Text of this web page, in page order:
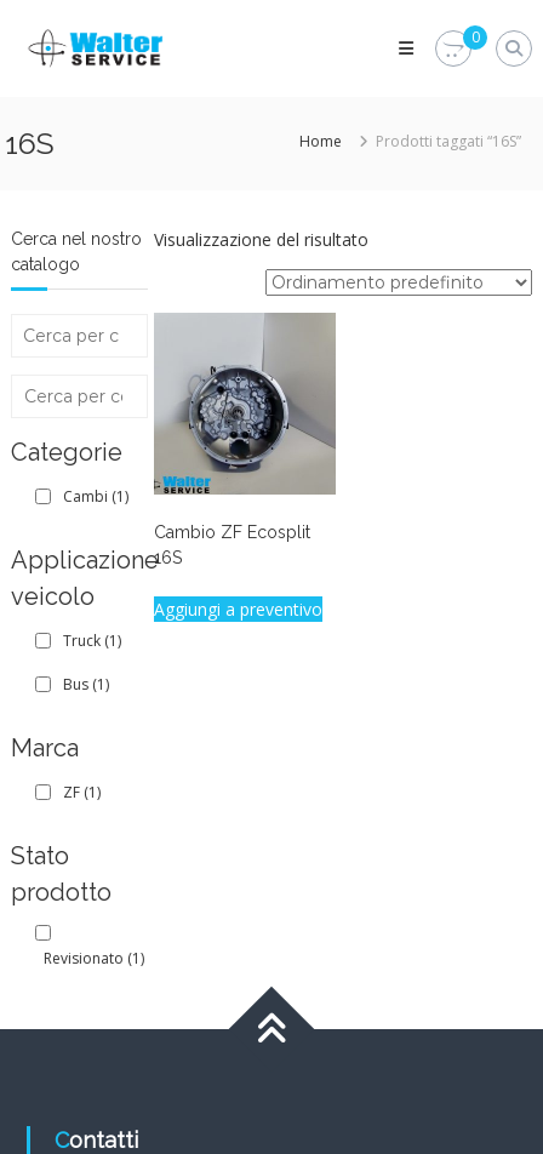
content
Walter
Service
parti
veicolo?
Vieni
Srl
0
16S Home Prodotti taggati “16S”
Visualizzazione del risultato
Cambio ZF Ecosplit
16S
Aggiungi a preventivo
Cerca nel nostro
catalogo
Categorie
Cambi (1)
Applicazione
veicolo
Truck (1)
Bus (1)
Marca
ZF (1)
Stato
prodotto
Revisionato (1)
Contatti